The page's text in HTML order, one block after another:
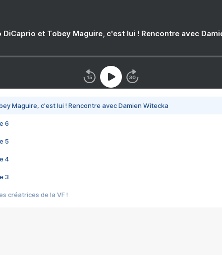
DiCaprio et Tobey Maguire, c'est lui ! Rencontre avec
Maguire, c'est lui ! Rencontre avec Damien Witecka
6
5
4
3
créatrices de la VF !